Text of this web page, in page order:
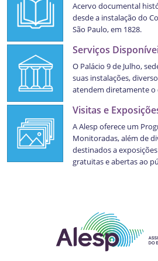
Acervo documental
desde a instalação do
São Paulo, em 1828.
Serviços
O Palácio 9 de Julho,
suas instalações,
atendem diretamente o
Visitas e
A Alesp oferece um
Monitoradas, além de
destinados a
gratuitas e abertas ao